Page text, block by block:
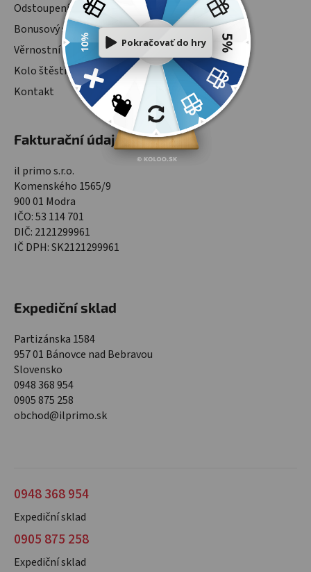
Odstoupení od smlouvy
Bonusový systém
Věrnostní program
Kolo štěstí
Kontakt
Fakturační údaje
il primo s.r.o.
Komenského 1565/9
900 01 Modra
IČO: 53 114 701
DIČ: 2121299961
IČ DPH: SK2121299961
Expediční sklad
Partizánska 1584
957 01 Bánovce nad Bebravou
Slovensko
0948 368 954
0905 875 258
obchod@ilprimo.sk
0948 368 954
Expediční sklad
0905 875 258
Expediční sklad